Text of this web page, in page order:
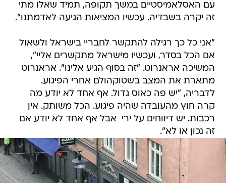
עם האסלאמיסטיים במשך תקופה, תמיד שאלו מתי
זה יקרה בשבדיה. עכשיו המציאות הגיעה לאדמתנו".
"אני כל כך רגילה להתקשר לחבריי בישראל ולשאול
אם הכל בסדר, ועכשיו מישראל מתקשרים אליי",
המשיכה אראנרוט. "זה בסוף הגיע אלינו". אראנרוט
מתארת את המצב בשטוקהולם אחרי הפיגוע.
לדבריה, "יש פה כאוס גדול. אף אחד לא יודע מה
קרה חוץ מהעובדה שהיה פיגוע. הכל משותק. אין
רכבות. יש דיווחים על ירי  אבל אף אחד לא יודע אם
זה נכון או לא".